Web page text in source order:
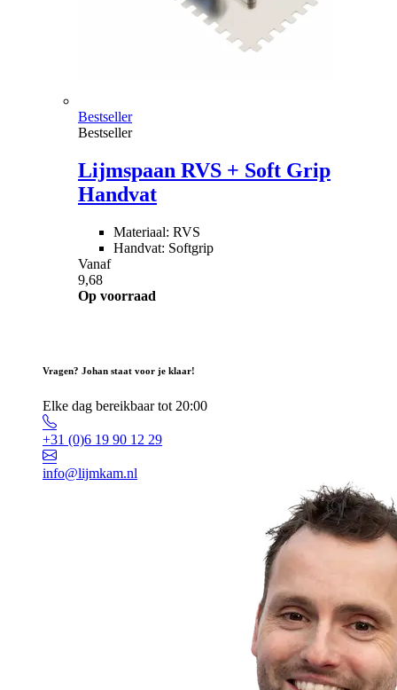
Bestseller
Bestseller
Lijmspaan RVS + Soft Grip
Handvat
Materiaal: RVS
Handvat: Softgrip
Vanaf
9,68
Op voorraad
Vragen? Johan staat voor je klaar!
Elke dag bereikbaar tot 20:00
+31 (0)6 19 90 12 29
info@lijmkam.nl